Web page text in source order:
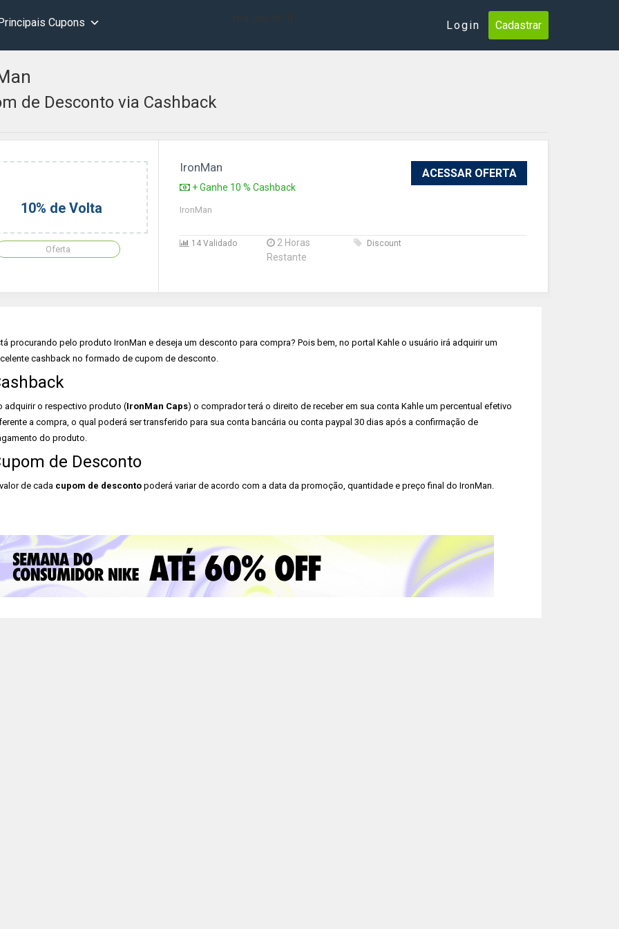
Cupons Login Cadastrar
de Desconto via Cashback
10% de Volta
Oferta
IronMan
+ Ganhe 10 % Cashback
ACESSAR OFERTA
IronMan
14 Validado
2 Horas
Restante
Discount
procurando pelo produto IronMan e deseja um desconto para compra? Pois bem, no portal Kahle o usuário irá adquirir um
cashback no formado de cupom de desconto.
adquirir o respectivo produto (IronMan Caps) o comprador terá o direito de receber em sua conta Kahle um percentual efetivo
a compra, o qual poderá ser transferido para sua conta bancária ou conta paypal 30 dias após a confirmação de
do produto.
de Desconto
de cada cupom de descontopoderá variar de acordo com a data da promoção, quantidade e preço final do IronMan.